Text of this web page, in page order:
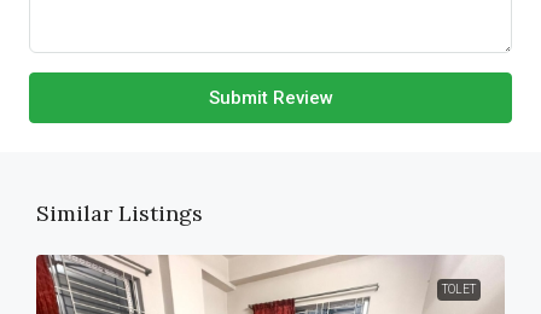
Submit Review
Similar Listings
TOLET